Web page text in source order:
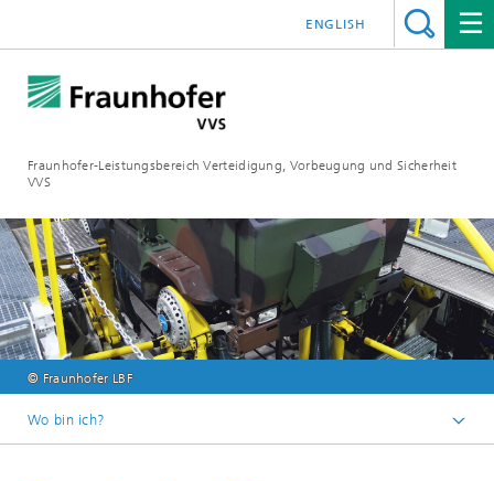
Fraunhofer-Leistungsbereich Verteidigung, Vorbeugung und Sicherheit
VVS
ENGLISH
© Fraunhofer LBF
Wo bin ich?